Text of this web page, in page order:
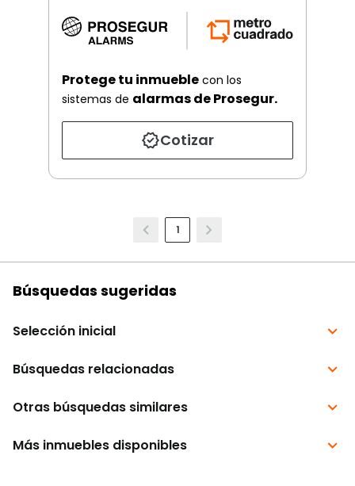
Protege tu inmueble con los
sistemas de alarmas de Prosegur.
Cotizar
1